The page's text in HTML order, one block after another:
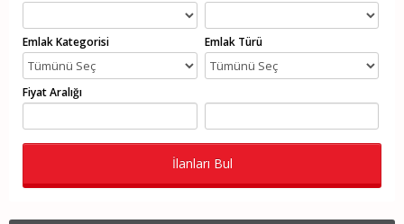
Emlak Kategorisi Emlak Türü
Fiyat Aralığı